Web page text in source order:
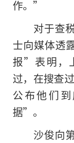
作。”
对于查
士向媒体透
报”表明，
过，在搜查
公布他们
据”。
沙俊向